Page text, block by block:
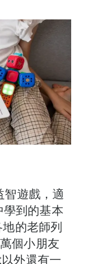
智遊戲，適
學到的基本
的老師列
個小朋友
外還有一